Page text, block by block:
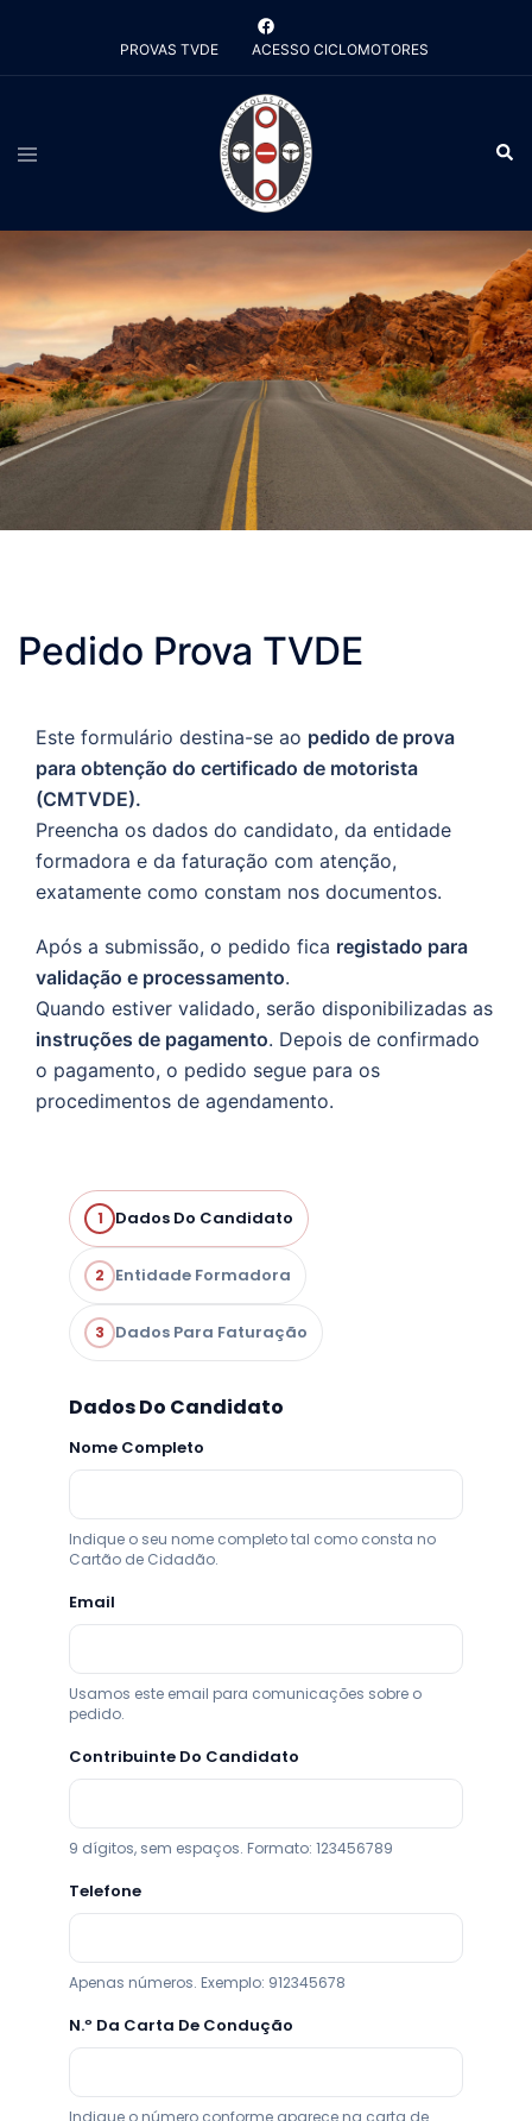
o
PROVAS TVDE ACESSO CICLOMOTORES
Alternar
menu
Pedido Prova TVDE
Este formulário destina-se ao pedido de prova
para obtenção do certificado de motorista
(CMTVDE).
Preencha os dados do candidato, da entidade
formadora e da faturação com atenção,
exatamente como constam nos documentos.
Após a submissão, o pedido fica registado para
validação e processamento.
Quando estiver validado, serão disponibilizadas as
instruções de pagamento. Depois de confirmado
o pagamento, o pedido segue para os
procedimentos de agendamento.